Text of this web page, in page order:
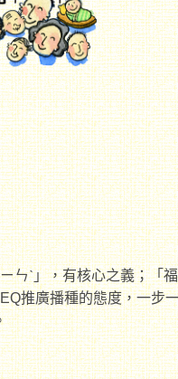
ㄣˋ」，有核心之義；「
推廣播種的態度，一步